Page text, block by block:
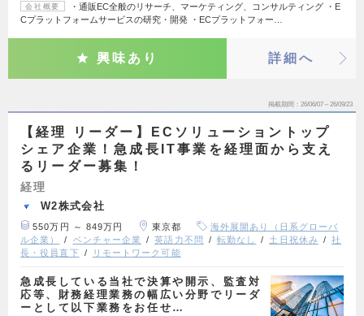
会社概要
・通販EC全般のリサーチ、マーケティング、コンサルティング ・E
Cプラットフォームサービスの研究・開発 ・ECプラットフォー…
興味あり 詳細へ
掲載期間 26/06/07～26/09/23
【経理 リーダー】ECソリューショントップ
シェア企業！急成長IT事業を経理面から支え
るリーダー募集！
経理
W2株式会社
550万円 ～ 849万円 東京都
海外展開あり（日系グローバ
ル企業）
ベンチャー企業 英語力不問 転勤なし 土日祝休み
社
長・役員直下
リモートワーク可能
急成長している当社で決算や開示、監査対
応等、財務経理業務の幅広い分野でリーダ
ーとして以下業務をお任せ…